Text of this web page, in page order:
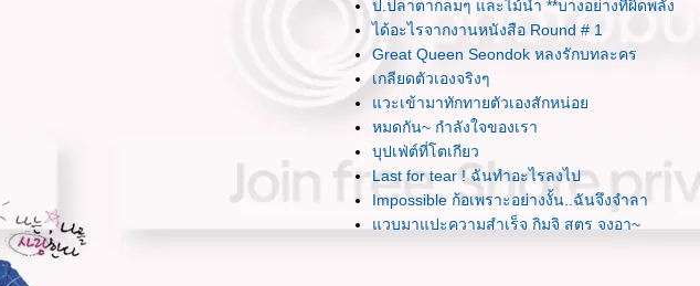
ป.ปลาตากลมๆ และไม้น้ำ **บางอย่างที่ผิดพลั้ง
ได้อะไรจากงานหนังสือ Round # 1
Great Queen Seondok หลงรักบทละคร
เกลียดตัวเองจริงๆ
วะเข้ามาทักทายตัวเองสักหน่อ
หมดกัน~ กำลังใจของเรา
บุปเฟ่ต์ที่โตเกียว
Last for tear ! ฉันทำอะไรลงไป
Impossible ก้อเพราะอย่างงั้น..ฉันจึงจำลา
วบมาแปะความสำเร็จ กิมจิ สูตร จุงอา~